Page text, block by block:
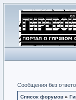
Сообщения без
Список форумов »